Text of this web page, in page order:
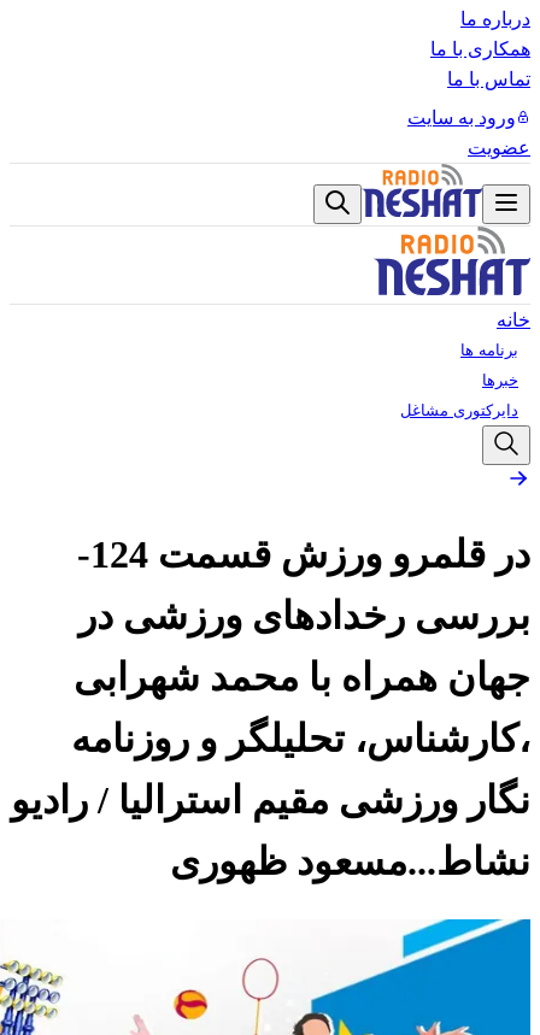
درباره ما
همکاری با ما
تماس با ما
ورود به سایت
عضویت
خانه
برنامه ها
خبرها
دایرکتوری مشاغل
در قلمرو ورزش قسمت 124-
بررسی رخدادهای ورزشی در
جهان همراه با محمد شهرابی
،کارشناس، تحلیلگر و روزنامه
نگار ورزشی مقیم استرالیا / رادیو
نشاط...مسعود ظهوری